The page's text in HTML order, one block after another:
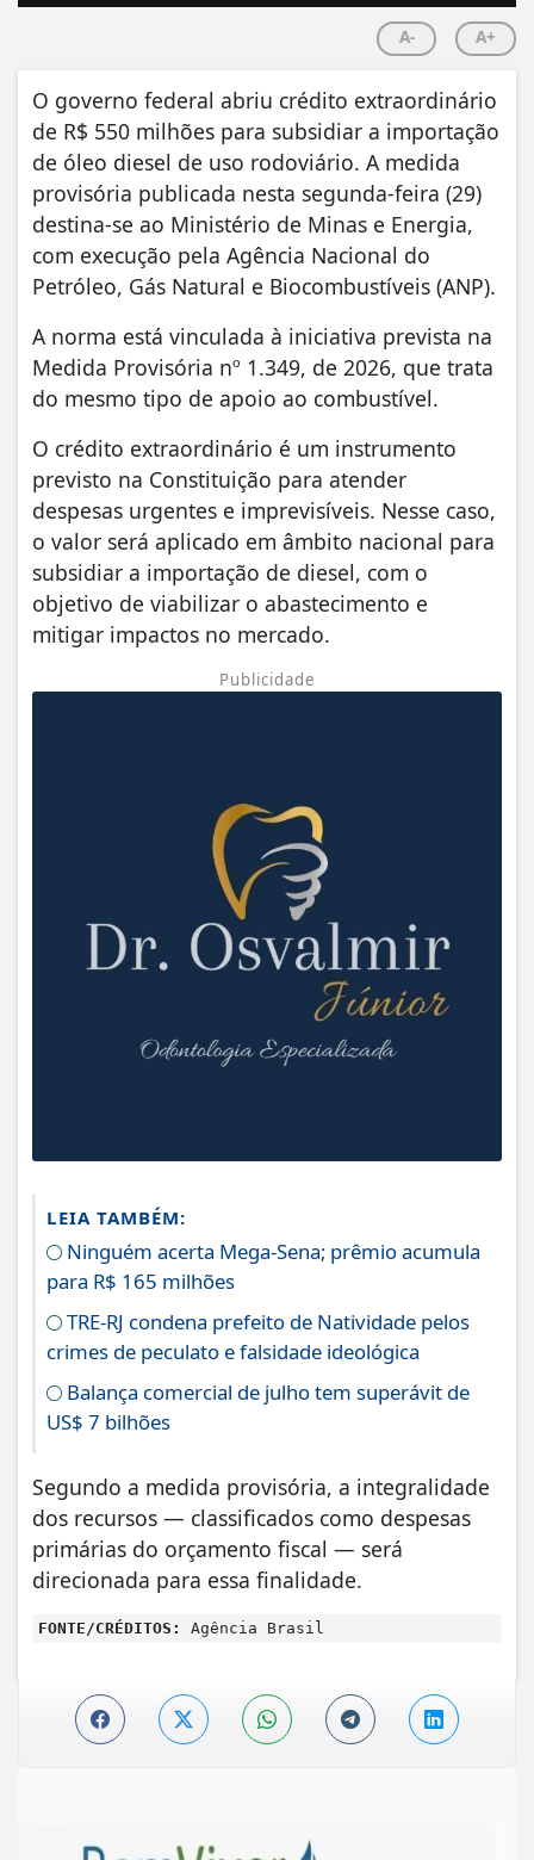
A- A+
O governo federal abriu crédito extraordinário
de R$ 550 milhões para subsidiar a importação
de óleo diesel de uso rodoviário. A medida
provisória publicada nesta segunda-feira (29)
destina-se ao Ministério de Minas e Energia,
com execução pela Agência Nacional do
Petróleo, Gás Natural e Biocombustíveis (ANP).
A norma está vinculada à iniciativa prevista na
Medida Provisória nº 1.349, de 2026, que trata
do mesmo tipo de apoio ao combustível.
O crédito extraordinário é um instrumento
previsto na Constituição para atender
despesas urgentes e imprevisíveis. Nesse caso,
o valor será aplicado em âmbito nacional para
subsidiar a importação de diesel, com o
objetivo de viabilizar o abastecimento e
mitigar impactos no mercado.
Publicidade
LEIA TAMBÉM:
Ninguém acerta Mega-Sena; prêmio acumula
para R$ 165 milhões
TRE-RJ condena prefeito de Natividade pelos
crimes de peculato e falsidade ideológica
Balança comercial de julho tem superávit de
US$ 7 bilhões
Segundo a medida provisória, a integralidade
dos recursos — classificados como despesas
primárias do orçamento fiscal — será
direcionada para essa finalidade.
FONTE/CRÉDITOS: Agência Brasil